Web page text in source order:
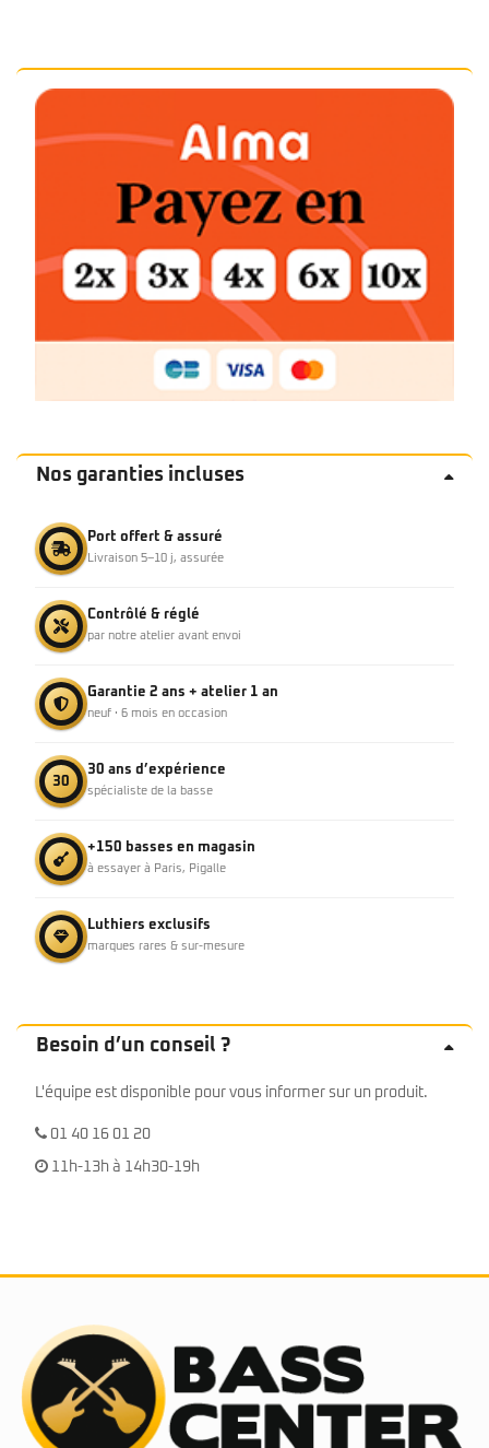
Nos garanties incluses
Port offert & assuré
Livraison 5–10 j, assurée
Contrôlé & réglé
par notre atelier avant envoi
Garantie 2 ans + atelier 1 an
neuf · 6 mois en occasion
30
30 ans d’expérience
spécialiste de la basse
+150 basses en magasin
à essayer à Paris, Pigalle
Luthiers exclusifs
marques rares & sur-mesure
Besoin d’un conseil ?
L'équipe est disponible pour vous informer sur un produit.
01 40 16 01 20
11h-13h à 14h30-19h